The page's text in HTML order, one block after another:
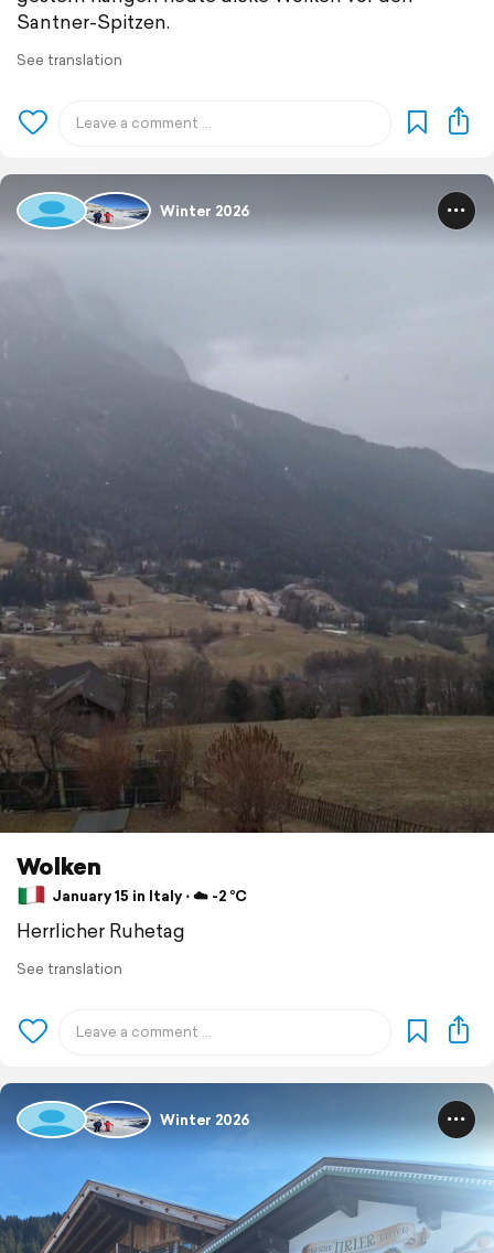
Santner-Spitzen.
See translation
Winter 2026
Wolken
January 15 in Italy ⋅ ☁️ -2 °C
Herrlicher Ruhetag
See translation
Winter 2026